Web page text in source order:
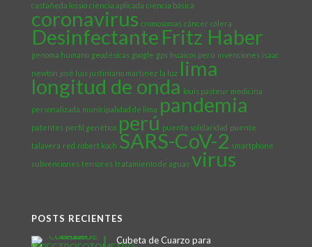
castañeda lossio ciencia aplicada ciencia básica
coronavirus cromosomas cáncer cólera
Desinfectante Fritz Haber
genoma humano geodésicas google gps huaicos perú invenciones isaac
newton josé luis justiniano martínez la luz lima
longitud de onda louis pasteur medicina
personalizada municipalidad de lima pandemia
patentes perfil genético perú puente solidaridad puente
talavera red robert koch SARS-CoV-2 smartphone
subvenciones tensores tratamiento de aguas virus
POSTS RECIENTES
Cubeta de Cuarzo para